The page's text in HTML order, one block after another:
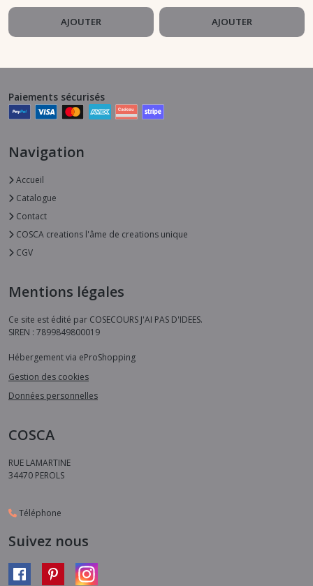
AJOUTER AJOUTER
Paiements sécurisés
Navigation
Accueil
Catalogue
Contact
COSCA creations l'âme de creations unique
CGV
Mentions légales
Ce site est édité par COSECOURS J'AI PAS D'IDEES.
SIREN : 7899849800019
Hébergement via eProShopping
Gestion des cookies
Données personnelles
COSCA
RUE LAMARTINE
34470 PEROLS
Téléphone
Suivez nous